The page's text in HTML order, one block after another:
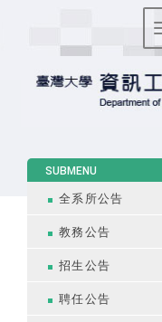
SUBMENU
全系所公告
教務公告
招生公告
聘任公告